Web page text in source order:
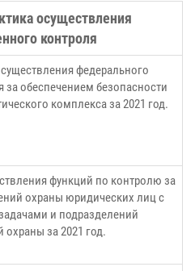
осуществления
контроля
федерального
за обеспечением безопасности
комплекса за 2021 год.
функций по контролю за
охраны юридических лиц с
и подразделений
за 2021 год.